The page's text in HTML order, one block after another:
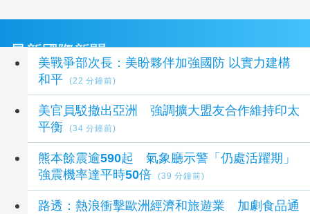
最新國際新聞
美戰爭部次長：美盼夥伴加強國防 以實力建構
和平
(22 分鐘前)
美官員駁撤出亞洲 強調擴大盟友合作維持印太
平衡
(34 分鐘前)
熊本餘震逾590起 氣象廳示警「仍處活躍期」
強震機率達平時50倍
(39 分鐘前)
路透：熱浪衝擊歐洲經濟和旅遊業 加劇食品通